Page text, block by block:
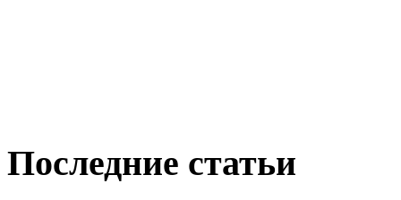
Последние статьи